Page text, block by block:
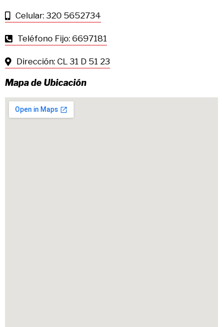
Celular: 320 5652734
Teléfono Fijo: 6697181
Dirección: CL 31 D 51 23
Mapa de Ubicación